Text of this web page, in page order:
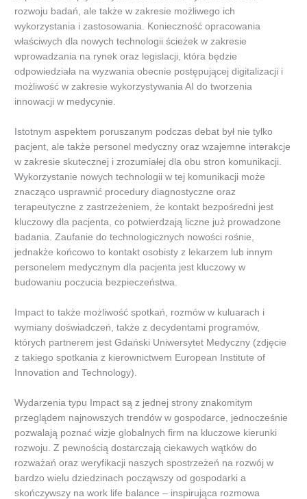
rozwoju badań, ale także w zakresie możliwego ich
wykorzystania i zastosowania. Konieczność opracowania
właściwych dla nowych technologii ścieżek w zakresie
wprowadzania na rynek oraz legislacji, która będzie
odpowiedziała na wyzwania obecnie postępującej digitalizacji i
możliwość w zakresie wykorzystywania AI do tworzenia
innowacji w medycynie.
Istotnym aspektem poruszanym podczas debat był nie tylko
pacjent, ale także personel medyczny oraz wzajemne interakcje
w zakresie skutecznej i zrozumiałej dla obu stron komunikacji.
Wykorzystanie nowych technologii w tej komunikacji może
znacząco usprawnić procedury diagnostyczne oraz
terapeutyczne z zastrzeżeniem, że kontakt bezpośredni jest
kluczowy dla pacjenta, co potwierdzają liczne już prowadzone
badania. Zaufanie do technologicznych nowości rośnie,
jednakże końcowo to kontakt osobisty z lekarzem lub innym
personelem medycznym dla pacjenta jest kluczowy w
budowaniu poczucia bezpieczeństwa.
Impact to także możliwość spotkań, rozmów w kuluarach i
wymiany doświadczeń, także z decydentami programów,
których partnerem jest Gdański Uniwersytet Medyczny (zdjęcie
z takiego spotkania z kierownictwem European Institute of
Innovation and Technology).
Wydarzenia typu Impact są z jednej strony znakomitym
przeglądem najnowszych trendów w gospodarce, jednocześnie
pozwalają poznać wizje globalnych firm na kluczowe kierunki
rozwoju. Z pewnością dostarczają ciekawych wątków do
rozważań oraz weryfikacji naszych spostrzeżeń na rozwój w
bardzo wielu dziedzinach począwszy od gospodarki a
skończywszy na work life balance – inspirująca rozmowa